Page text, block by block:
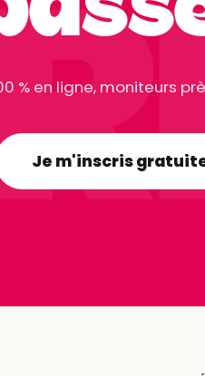
% en ligne, moniteurs
Je m'inscris